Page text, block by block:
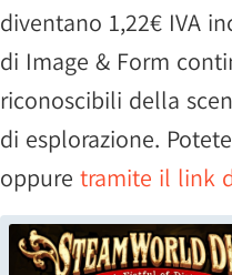
diventano 1,22€ IVA
di Image & Form
riconoscibili della
di esplorazione.
oppure tramite il link